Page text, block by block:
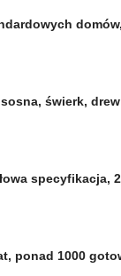
świerk,
ponad 1000